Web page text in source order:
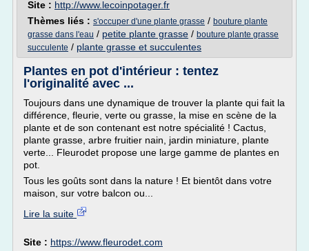
Site : http://www.lecoinpotager.fr
Thèmes liés : s'occuper d'une plante grasse / bouture plante
grasse dans l'eau / petite plante grasse / bouture plante grasse
succulente / plante grasse et succulentes
Plantes en pot d'intérieur : tentez
l'originalité avec ...
Toujours dans une dynamique de trouver la plante qui fait la
différence, fleurie, verte ou grasse, la mise en scène de la
plante et de son contenant est notre spécialité ! Cactus,
plante grasse, arbre fruitier nain, jardin miniature, plante
verte... Fleurodet propose une large gamme de plantes en
pot.
Tous les goûts sont dans la nature ! Et bientôt dans votre
maison, sur votre balcon ou...
Lire la suite
Site : https://www.fleurodet.com